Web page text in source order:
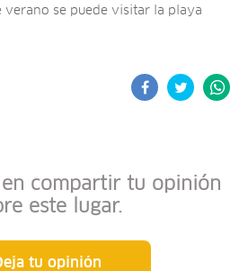
verano se puede visitar la playa
compartir tu opinión
este lugar.
tu opinión